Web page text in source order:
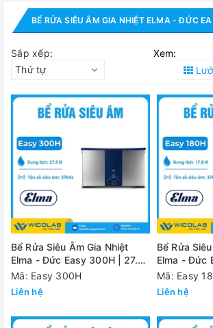
BỂ RỬA SIÊU ÂM GIA NHIỆT ELMA - ĐỨC
Sắp xếp:
Thứ tự
Xem:
Bể Rửa Siêu Âm Gia Nhiệt
Elma - Đức Easy 300H | 27.5
Lít
Mã: Easy 300H
Liên hệ
Bể Rửa
Elma - Đức
Lít
Mã: Easy
Liên hệ